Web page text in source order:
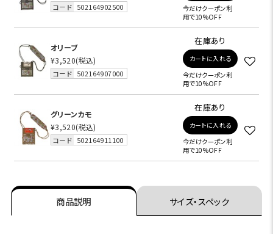
コード 502164902500
今だけクーポン利
用で10%OFF
オリーブ
¥3,520(税込)
コード 502164907000
在庫あり
カートに入れる
今だけクーポン利
用で10%OFF
グリーンカモ
¥3,520(税込)
コード 502164911100
在庫あり
カートに入れる
今だけクーポン利
用で10%OFF
商品説明 サイズ・スペック